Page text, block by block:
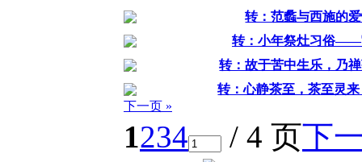
转：范蠡与西施的
转：小年祭灶习俗——
转：故于苦中生乐，乃
转：心静茶至，茶至灵
下一页 »
1234 / 4 页下